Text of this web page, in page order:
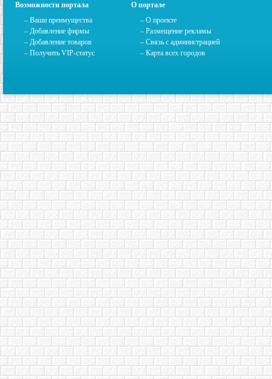
Возможности портала
– Ваши преимущества
– Добавление фирмы
– Добавление товаров
– Получить VIP-статус
О портале
– О проекте
– Размещение рекламы
– Связь с администрацией
– Карта всех городов